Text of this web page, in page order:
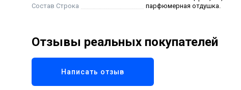
Состав Строка
парфюмерная отдушка.
Отзывы реальных покупателей
Написать отзыв